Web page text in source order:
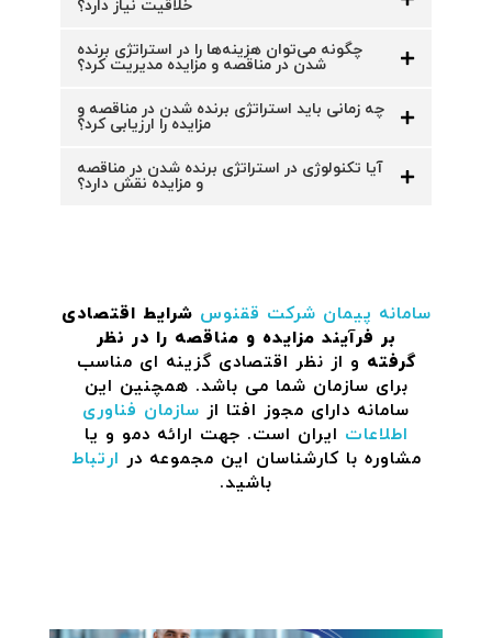
خلاقیت نیاز دارد؟
چگونه می‌توان هزینه‌ها را در استراتژی برنده
شدن در مناقصه و مزایده مدیریت کرد؟
چه زمانی باید استراتژی برنده شدن در مناقصه و
مزایده را ارزیابی کرد؟
آیا تکنولوژی در استراتژی برنده شدن در مناقصه
و مزایده نقش دارد؟
سامانه پیمان شرکت ققنوس شرایط اقتصادی
بر فرآیند مزایده و مناقصه را در نظر
گرفته و از نظر اقتصادی گزینه ای مناسب
برای سازمان شما می باشد. همچنین این
سامانه دارای مجوز افتا از سازمان فناوری
اطلاعات ایران است. جهت ارائه دمو و یا
مشاوره با کارشناسان این مجموعه در ارتباط
باشید.